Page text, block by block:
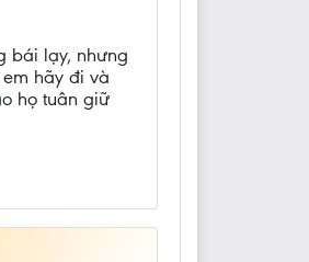
bái lạy, nhưng
hãy đi và
họ tuân giữ